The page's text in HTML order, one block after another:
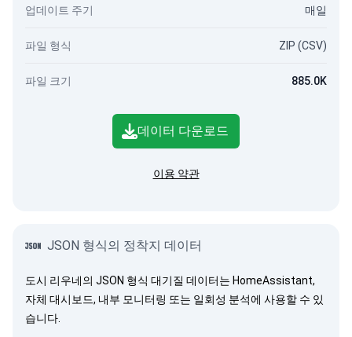
업데이트 주기 매일
파일 형식 ZIP (CSV)
파일 크기 885.0K
데이터 다운로드
이용 약관
JSON 형식의 정착지 데이터
도시 리우네의 JSON 형식 대기질 데이터는 HomeAssistant,
자체 대시보드, 내부 모니터링 또는 일회성 분석에 사용할 수 있
습니다.